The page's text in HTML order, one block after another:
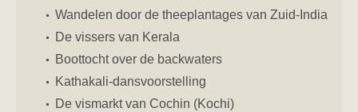
Wandelen door de theeplantages van Zuid-India
De vissers van Kerala
Boottocht over de backwaters
Kathakali-dansvoorstelling
De vismarkt van Cochin (Kochi)